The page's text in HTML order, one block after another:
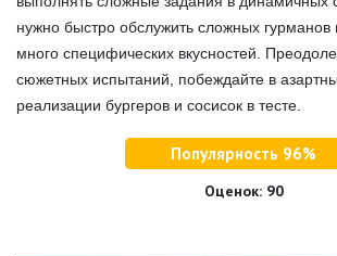
нужно быстро обслужить сложных гурманов
много специфических вкусностей.
сюжетных испытаний, побеждайте в
реализации бургеров и сосисок в тесте.
Популярность 96%
Оценок: 90